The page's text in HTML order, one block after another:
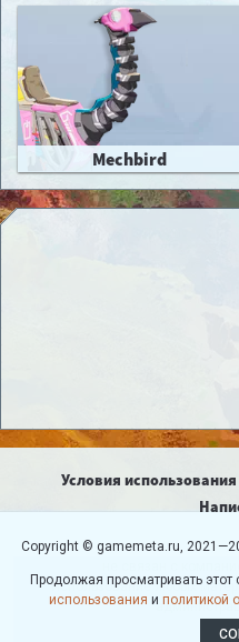
Mechbird
Условия использования
Copyright © gamemeta.ru,
Использование любых
Продолжая просматривать
использования и политикой